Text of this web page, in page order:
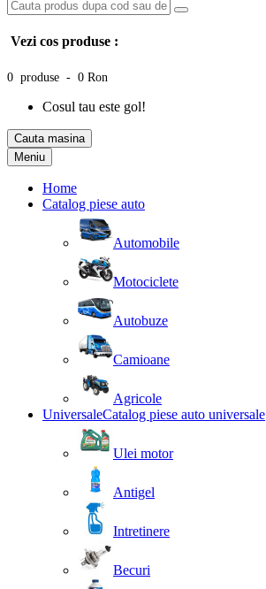
Vezi cos produse :
0 produse - 0 Ron
Cosul tau este gol!
Cauta masina
Meniu
Home
Catalog piese auto
Automobile
Motociclete
Autobuze
Camioane
Agricole
UniversaleCatalog piese auto universale
Ulei motor
Antigel
Intretinere
Becuri